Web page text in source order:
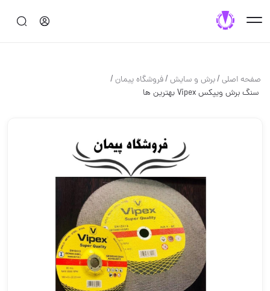
صفحه اصلی/برش و سايش/فروشگاه پیمان/
️ سنگ برش ویپکس Vipex ️️بهترین ها